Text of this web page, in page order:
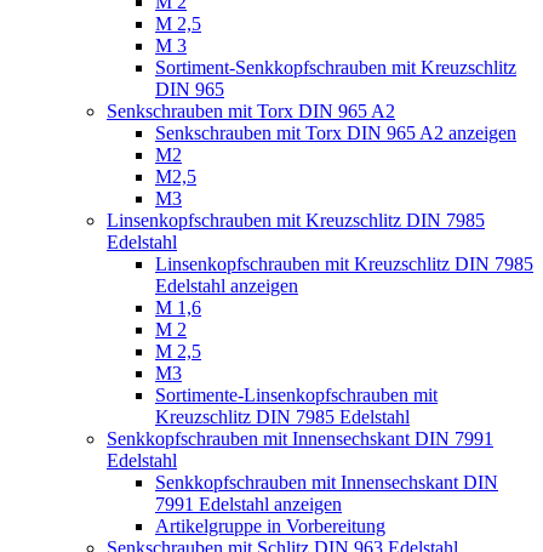
M 2,5
M 3
Sortiment-Senkkopfschrauben mit Kreuzschlitz
DIN 965
Senkschrauben mit Torx DIN 965 A2
Senkschrauben mit Torx DIN 965 A2 anzeigen
M2
M2,5
M3
Linsenkopfschrauben mit Kreuzschlitz DIN 7985
Edelstahl
Linsenkopfschrauben mit Kreuzschlitz DIN 7985
Edelstahl anzeigen
M 1,6
M 2
M 2,5
M3
Sortimente-Linsenkopfschrauben mit
Kreuzschlitz DIN 7985 Edelstahl
Senkkopfschrauben mit Innensechskant DIN 7991
Edelstahl
Senkkopfschrauben mit Innensechskant DIN
7991 Edelstahl anzeigen
Artikelgruppe in Vorbereitung
Senkschrauben mit Schlitz DIN 963 Edelstahl